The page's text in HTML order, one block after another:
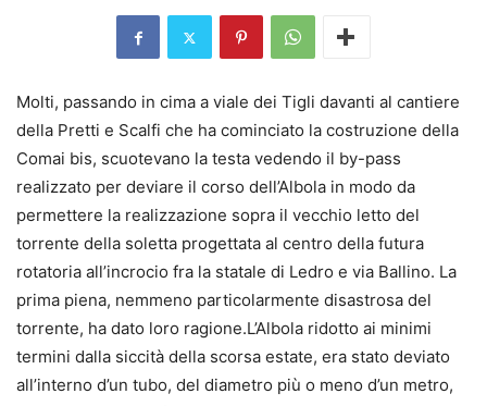
Molti, passando in cima a viale dei Tigli davanti al cantiere
della Pretti e Scalfi che ha cominciato la costruzione della
Comai bis, scuotevano la testa vedendo il by-pass
realizzato per deviare il corso dell’Albola in modo da
permettere la realizzazione sopra il vecchio letto del
torrente della soletta progettata al centro della futura
rotatoria all’incrocio fra la statale di Ledro e via Ballino. La
prima piena, nemmeno particolarmente disastrosa del
torrente, ha dato loro ragione.L’Albola ridotto ai minimi
termini dalla siccità della scorsa estate, era stato deviato
all’interno d’un tubo, del diametro più o meno d’un metro,